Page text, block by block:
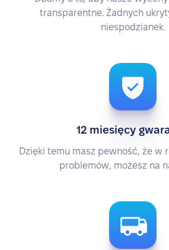
transparentne. Żadnych
niespodzianek.
12 miesięcy
Dzięki temu masz pewność, że w
problemów, możesz na